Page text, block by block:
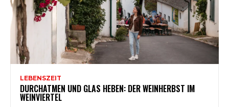
LEBENSZEIT
DURCHATMEN UND GLAS HEBEN: DER WEINHERBST IM
WEINVIERTEL